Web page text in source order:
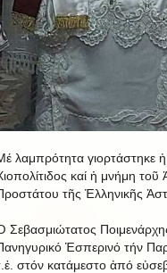
λαμπρότητα γιορτάστηκε
καί ἡ μνήμη
τῆς Ἑλληνικῆς
Σεβασμιώτατος
Ἑσπερινό τήν
στόν κατάμεστο ἀπό